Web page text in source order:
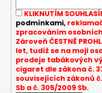
e
e
n
a
KLIKNUTÍM
podmínkami,
zpracováním
Zároveň ČESTNĚ
let, tudíž se na moji
prodeje tabákových
cigaret dle zákona č.
souvisejících zákonů
Sb a č. 305/2009 Sb.